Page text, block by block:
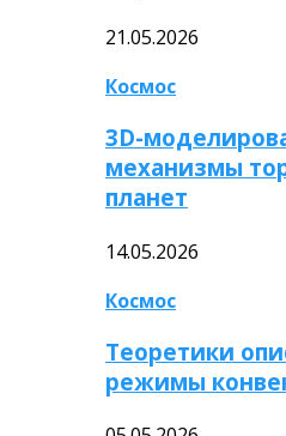
21.05.2026
Космос
3D-
механизмы
планет
14.05.2026
Космос
Теоретики
режимы